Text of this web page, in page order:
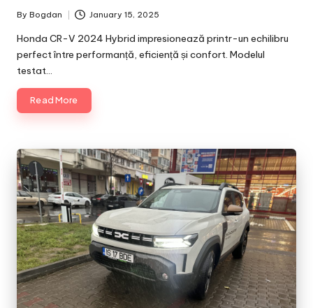
Posted
by
By Bogdan January 15, 2025
Honda CR-V 2024 Hybrid impresionează printr-un echilibru
perfect între performanță, eficiență și confort. Modelul
testat…
Read More